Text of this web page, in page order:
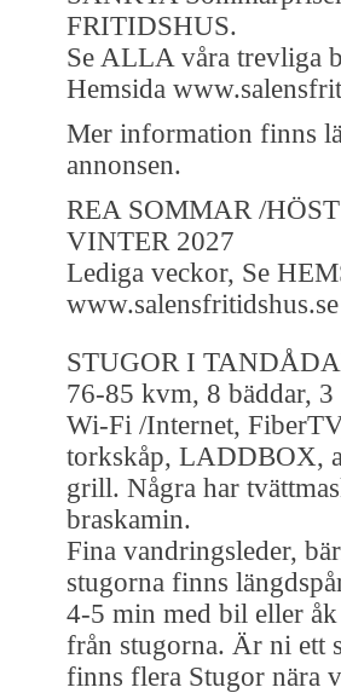
FRITIDSHUS.
Se ALLA våra trevliga
Hemsida
Mer information finns
annonsen.
REA SOMMAR /
VINTER 2027
Lediga veckor, Se
www.salensfritidshus.se
STUGOR I
76-85 kvm, 8 bäddar, 3
Wi-Fi /Internet,
torkskåp, LADDBOX,
grill. Några har
braskamin.
Fina vandringsleder,
stugorna finns
4-5 min med bil eller
från stugorna. Är ni ett
finns flera Stugor nära